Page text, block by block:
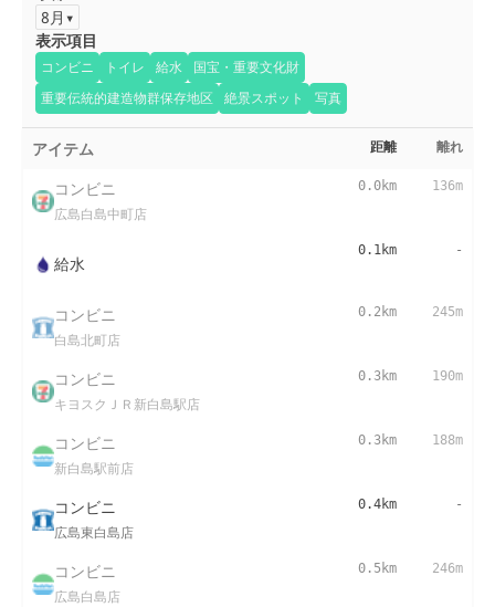
8月
表示項目
コンビニ トイレ 給水
国宝・重要文化財
重要伝統的建造物群保存地区
絶景スポット 写真
アイテム 距離 離れ
コンビニ
広島白島中町店
0.0km 136m
給水
0.1km -
コンビニ
白島北町店
0.2km 245m
コンビニ
キヨスクＪＲ新白島駅店
0.3km 190m
コンビニ
新白島駅前店
0.3km 188m
コンビニ
広島東白島店
0.4km -
コンビニ
広島白島店
0.5km 246m